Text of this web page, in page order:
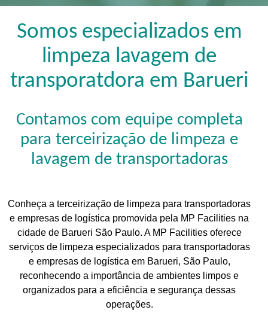
Somos especializados em
limpeza lavagem de
transporatdora em Barueri
Contamos com equipe completa
para terceirização de limpeza e
lavagem de transportadoras
Conheça a terceirização de limpeza para transportadoras
e empresas de logística promovida pela MP Facilities na
cidade de Barueri São Paulo. A MP Facilities oferece
serviços de limpeza especializados para transportadoras
e empresas de logística em Barueri, São Paulo,
reconhecendo a importância de ambientes limpos e
organizados para a eficiência e segurança dessas
operações.